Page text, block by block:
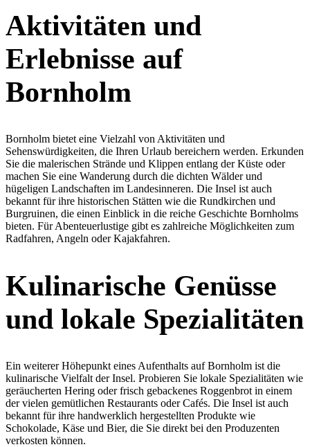
Aktivitäten und
Erlebnisse auf
Bornholm
Bornholm bietet eine Vielzahl von Aktivitäten und
Sehenswürdigkeiten, die Ihren Urlaub bereichern werden. Erkunden
Sie die malerischen Strände und Klippen entlang der Küste oder
machen Sie eine Wanderung durch die dichten Wälder und
hügeligen Landschaften im Landesinneren. Die Insel ist auch
bekannt für ihre historischen Stätten wie die Rundkirchen und
Burgruinen, die einen Einblick in die reiche Geschichte Bornholms
bieten. Für Abenteuerlustige gibt es zahlreiche Möglichkeiten zum
Radfahren, Angeln oder Kajakfahren.
Kulinarische Genüsse
und lokale Spezialitäten
Ein weiterer Höhepunkt eines Aufenthalts auf Bornholm ist die
kulinarische Vielfalt der Insel. Probieren Sie lokale Spezialitäten wie
geräucherten Hering oder frisch gebackenes Roggenbrot in einem
der vielen gemütlichen Restaurants oder Cafés. Die Insel ist auch
bekannt für ihre handwerklich hergestellten Produkte wie
Schokolade, Käse und Bier, die Sie direkt bei den Produzenten
verkosten können.